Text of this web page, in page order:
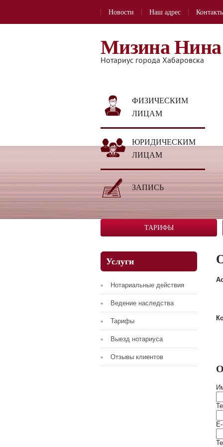
Новости Наш адрес
Мизина
Нотариус города Хабаровска
ФИЗИЧЕСКИМ
ЛИЦАМ
ЮРИДИЧЕСКИМ
ЛИЦАМ
ЗАПИСЬ
ТАРИФЫ
Услуги
Нотариальные действия
Ведение наследства
Тарифы
Выезд нотариуса
Отзывы клиентов